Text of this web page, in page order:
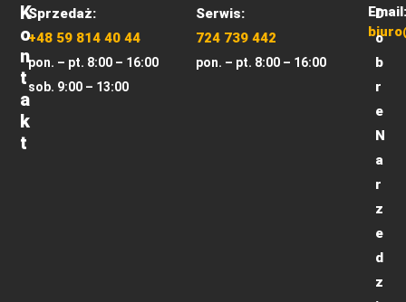
K
O
N
T
A
K
T
Sprzedaż:
+48 59 814 40 44
pon. – pt. 8:00 – 16:00
sob. 9:00 – 13:00
Serwis:
724 739 442
pon. – pt. 8:00 – 16:00
Email:
D
o
b
r
e
N
a
r
z
e
d
z